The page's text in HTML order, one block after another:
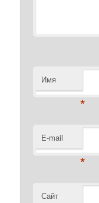
Имя
*
E-mail
*
Сайт